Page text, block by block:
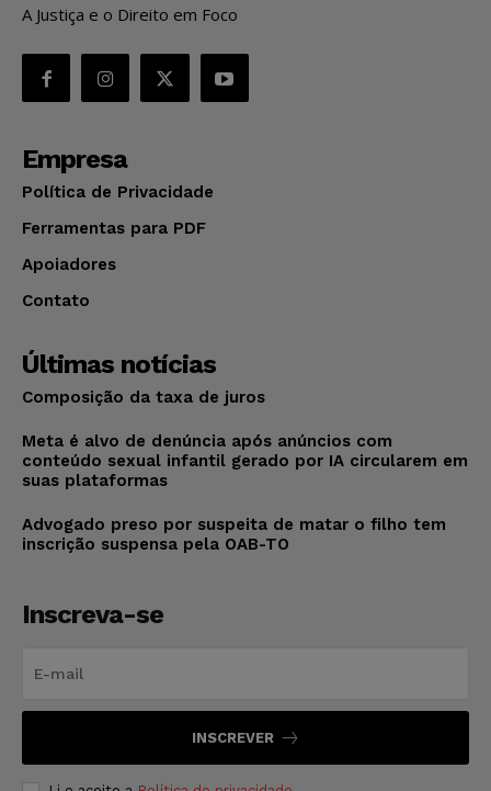
A Justiça e o Direito em Foco
Empresa
Política de Privacidade
Ferramentas para PDF
Apoiadores
Contato
Últimas notícias
Composição da taxa de juros
Meta é alvo de denúncia após anúncios com
conteúdo sexual infantil gerado por IA circularem em
suas plataformas
Advogado preso por suspeita de matar o filho tem
inscrição suspensa pela OAB-TO
Inscreva-se
INSCREVER